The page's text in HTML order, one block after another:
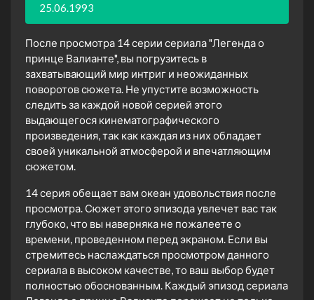
25.06.1993
После просмотра 14 серии сериала "Легенда о
принце Валианте", вы погрузитесь в
захватывающий мир интриг и неожиданных
поворотов сюжета. Не упустите возможность
следить за каждой новой серией этого
выдающегося кинематографического
произведения, так как каждая из них обладает
своей уникальной атмосферой и впечатляющим
сюжетом.
14 серия обещает вам океан удовольствия после
просмотра. Сюжет этого эпизода увлечет вас так
глубоко, что вы наверняка не пожалеете о
времени, проведенном перед экраном. Если вы
стремитесь наслаждаться просмотром данного
сериала в высоком качестве, то ваш выбор будет
полностью обоснованным. Каждый эпизод сериала